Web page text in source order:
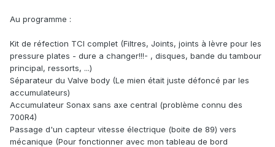
Au programme :
Kit de réfection TCI complet (Filtres, Joints, joints à lèvre pour les
pressure plates - dure a changer!!!- , disques, bande du tambour
principal, ressorts, ...)
Séparateur du Valve body (Le mien était juste défoncé par les
accumulateurs)
Accumulateur Sonax sans axe central (problème connu des
700R4)
Passage d'un capteur vitesse électrique (boite de 89) vers
mécanique (Pour fonctionner avec mon tableau de bord